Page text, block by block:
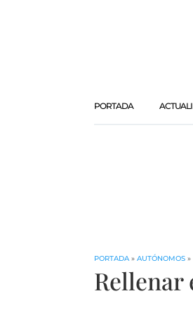
PORTADA
PORTADA »AUTÓNOMOS »
Rellenar